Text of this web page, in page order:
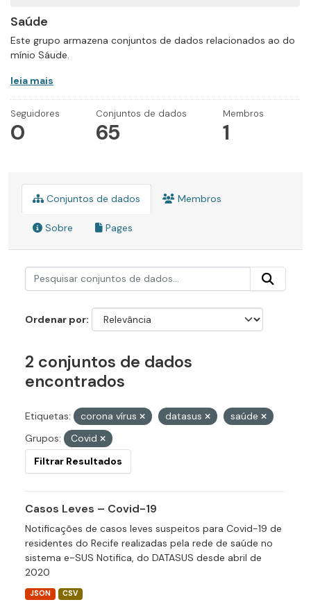
Saúde
Este grupo armazena conjuntos de dados relacionados ao do
mínio Sáude.
leia mais
Seguidores
0
Conjuntos de dados
65
Membros
1
Conjuntos de dados Membros
Sobre Pages
Ordenar por
2 conjuntos de dados
encontrados
Etiquetas: corona vírus datasus
saúde
Grupos:
Covid
Filtrar Resultados
Casos Leves – Covid-19
Notificações de casos leves suspeitos para Covid-19 de
residentes do Recife realizadas pela rede de saúde no
sistema e-SUS Notifica, do DATASUS desde abril de
2020
JSON CSV